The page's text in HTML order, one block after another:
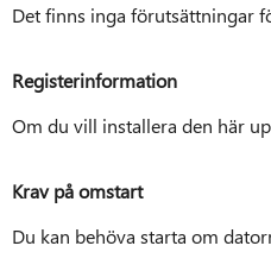
Det finns inga förutsättningar
Registerinformation
Om du vill installera den här
Krav på omstart
Du kan behöva starta om